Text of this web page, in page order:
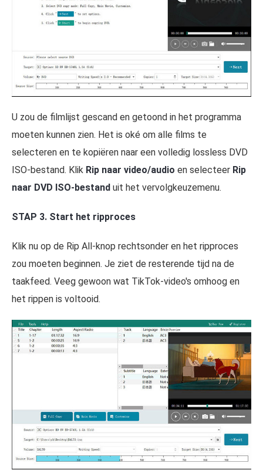
U zou de filmlijst gescand en getoond in het programma
moeten kunnen zien. Het is oké om alle films te
selecteren en te kopiëren naar een volledig lossless DVD
ISO-bestand. Klik Rip naar video/audio en selecteer Rip
naar DVD ISO-bestand uit het vervolgkeuzemenu.
STAP 3. Start het ripproces
Klik nu op de Rip All-knop rechtsonder en het ripproces
zou moeten beginnen. Je ziet de resterende tijd na de
taakfeed. Veeg gewoon wat TikTok-video's omhoog en
het rippen is voltooid.